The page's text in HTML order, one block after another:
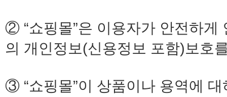
② “쇼핑몰”은 이용자가 안전하게
의 개인정보(신용정보 포함)보호
③ “쇼핑몰”이 상품이나 용역에